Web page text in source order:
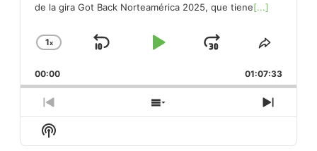
de la gira Got Back Norteamérica 2025, que tiene[...]
Change
Rate
1x
Skip
Play
Jump
Forward
Share
00:00 01:07:33
Previous
Episode
Show
Episodes
Next
Show
Podcast